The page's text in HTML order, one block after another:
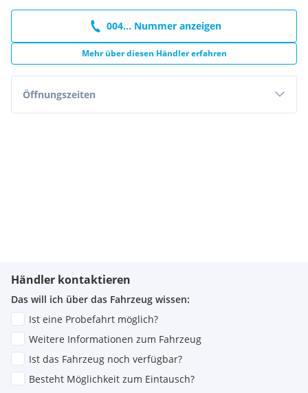
Anhänger-Stabilitätskontrollsystem (TSM)
Spurverlassensassistent (LDA)
Child Presence Detection (CPD)
6.6 kW On-Board-Charger
004... Nummer anzeigen
Mehr über diesen Händler erfahren
Öffnungszeiten
Händler kontaktieren
Das will ich über das Fahrzeug wissen:
Ist eine Probefahrt möglich?
Weitere Informationen zum Fahrzeug
Ist das Fahrzeug noch verfügbar?
Besteht Möglichkeit zum Eintausch?